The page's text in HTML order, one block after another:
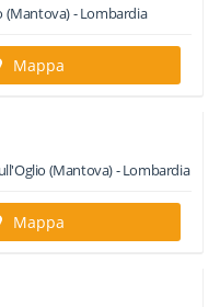
(Mantova) -Lombardia
Mappa
(Mantova) -Lombardia
Mappa